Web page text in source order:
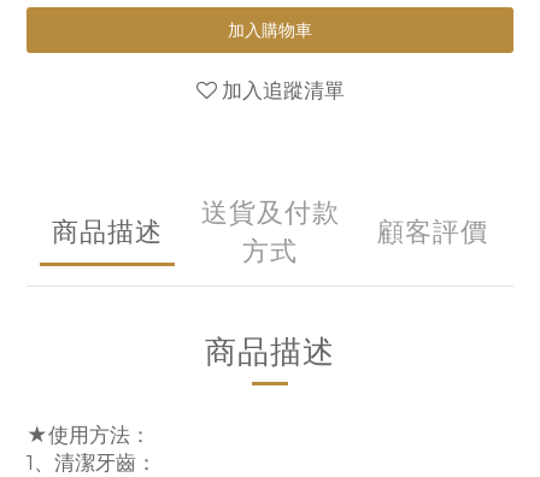
加入購物車
加入追蹤清單
商品描述
送貨及付款
方式
顧客評價
商品描述
★使用方法：
1、清潔牙齒：